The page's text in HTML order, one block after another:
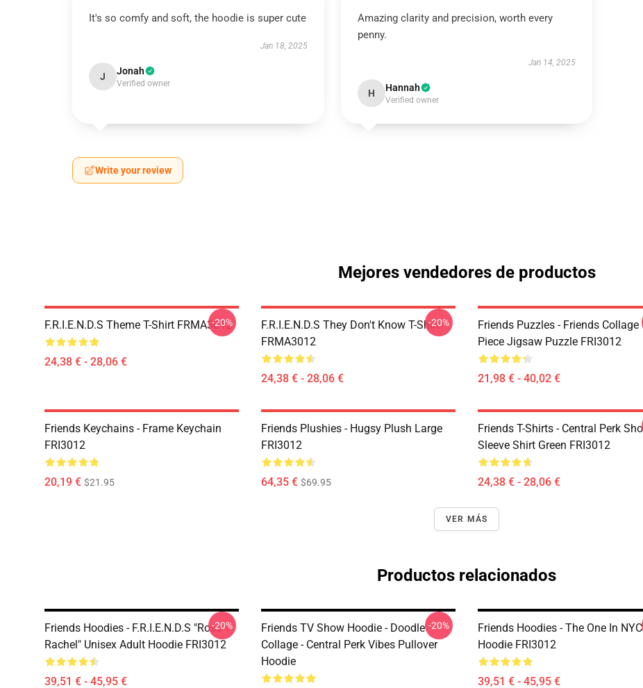
It's so comfy and soft, the hoodie is super cute
Jan 18, 2025
J Jonah
Verified owner
Amazing clarity and precision, worth every
penny.
Jan 14, 2025
H Hannah
Verified owner
Write your review
Mejores vendedores de productos
F.R.I.E.N.D.S Theme T-Shirt FRMA3012
24,38 € - 28,06 €
-20%
F.R.I.E.N.D.S They Don't Know T-Shirt
FRMA3012
24,38 € - 28,06 €
-20%
Friends Puzzles - Friends Collage
Piece Jigsaw Puzzle FRI3012
21,98 € - 40,02 €
Friends Keychains - Frame Keychain
FRI3012
20,19 € $21.95
Friends Plushies - Hugsy Plush Large
FRI3012
64,35 € $69.95
Friends T-Shirts - Central Perk
Sleeve Shirt Green FRI3012
24,38 € - 28,06 €
VER MÁS
Productos relacionados
Friends Hoodies - F.R.I.E.N.D.S "Ross +
Rachel" Unisex Adult Hoodie FRI3012
39,51 € - 45,95 €
-20%
Friends TV Show Hoodie - Doodle
Collage - Central Perk Vibes Pullover
Hoodie
-20%
Friends Hoodies - The One In NYC
Hoodie FRI3012
39,51 € - 45,95 €